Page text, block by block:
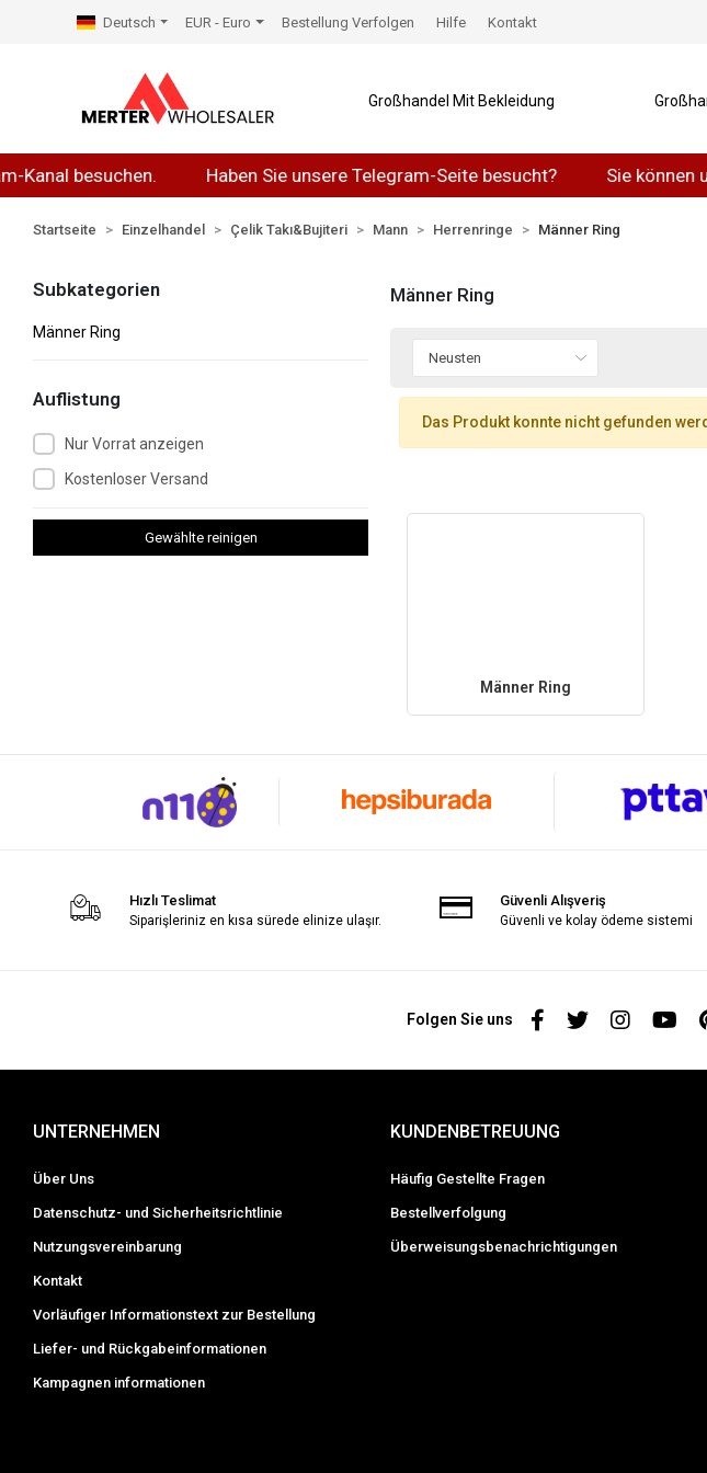
besuchen. Haben Sie unsere Telegram-Seite besucht? Sie können
Deutsch EUR - Euro Bestellung Verfolgen Hilfe Kontakt
Großhandel Mit Bekleidung
Startseite Einzelhandel Çelik Takı&Bujiteri Mann Herrenringe Männer Ring
Subkategorien
Männer Ring
Auflistung
Nur Vorrat anzeigen
Kostenloser Versand
Gewählte reinigen
Männer Ring
Das Produkt konnte nicht gefunden
Männer Ring
Hızlı Teslimat
Siparişleriniz en kısa sürede elinize ulaşır.
Güvenli Alışveriş
Güvenli ve kolay ödeme sistemi
Folgen Sie uns
UNTERNEHMEN
Über Uns
Datenschutz- und Sicherheitsrichtlinie
Nutzungsvereinbarung
Kontakt
Vorläufiger Informations­text zur Bestellung
Liefer- und Rückgabeinformationen
Kampagnen informationen
KUNDENBETREUUNG
Häufig Gestellte Fragen
Bestellverfolgung
Überweisungsbenachrichtigungen